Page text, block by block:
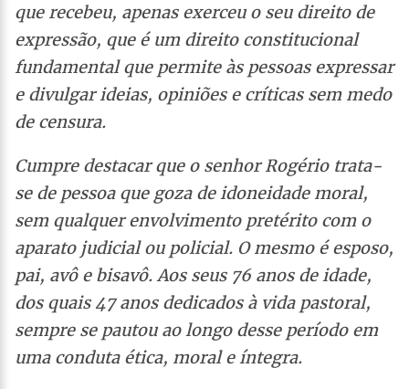
que recebeu, apenas exerceu o seu direito de
expressão, que é um direito constitucional
fundamental que permite às pessoas expressar
e divulgar ideias, opiniões e críticas sem medo
de censura.
Cumpre destacar que o senhor Rogério trata-
se de pessoa que goza de idoneidade moral,
sem qualquer envolvimento pretérito com o
aparato judicial ou policial. O mesmo é esposo,
pai, avô e bisavô. Aos seus 76 anos de idade,
dos quais 47 anos dedicados à vida pastoral,
sempre se pautou ao longo desse período em
uma conduta ética, moral e íntegra.